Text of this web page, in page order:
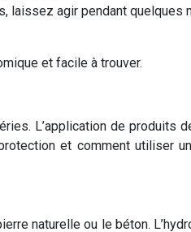
laissez agir pendant quelques
et facile à trouver.
L’application de produits
et comment utiliser
naturelle ou le béton.